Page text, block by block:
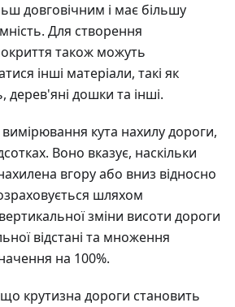
довговічним і має більшу
Для створення
також можуть
інші матеріали, такі як
дерев'яні дошки та інші.
кута нахилу дороги,
Воно вказує, наскільки
вгору або вниз відносно
шляхом
зміни висоти дороги
відстані та множення
на 100%.
крутизна дороги становить